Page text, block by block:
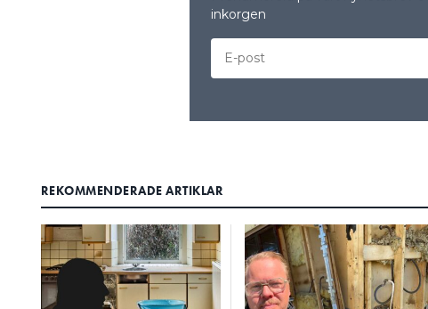
inkorgen
REKOMMENDERADE ARTIKLAR